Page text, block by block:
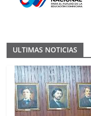
ULTIMAS NOTICIAS